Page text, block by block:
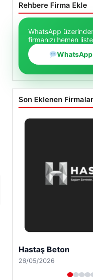
Rehbere Firma Ekle
WhatsApp
firmanızı hemen
Son Eklenen Firmalar
Enes Kaplan
28/04/2026